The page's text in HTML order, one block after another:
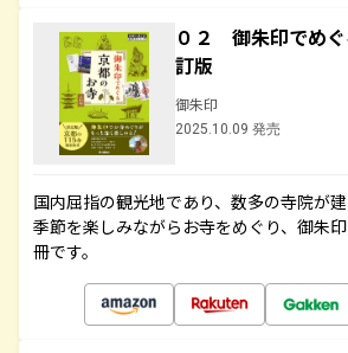
０２ 御朱印でめ
訂版
御朱印
2025.10.09 発売
国内屈指の観光地であり、数多の寺院が建
季節を楽しみながらお寺をめぐり、御朱
冊です。